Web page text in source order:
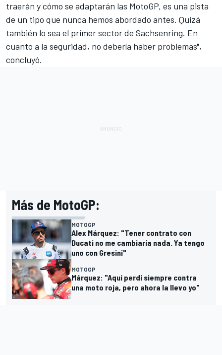
traerán y cómo se adaptarán las MotoGP, es una pista
de un tipo que nunca hemos abordado antes. Quizá
también lo sea el primer sector de Sachsenring. En
cuanto a la seguridad, no debería haber problemas",
concluyó.
Más de MotoGP:
MOTOGP
Alex Márquez: "Tener contrato con
Ducati no me cambiaría nada. Ya tengo
uno con Gresini"
MOTOGP
Márquez: "Aquí perdí siempre contra
una moto roja, pero ahora la llevo yo"